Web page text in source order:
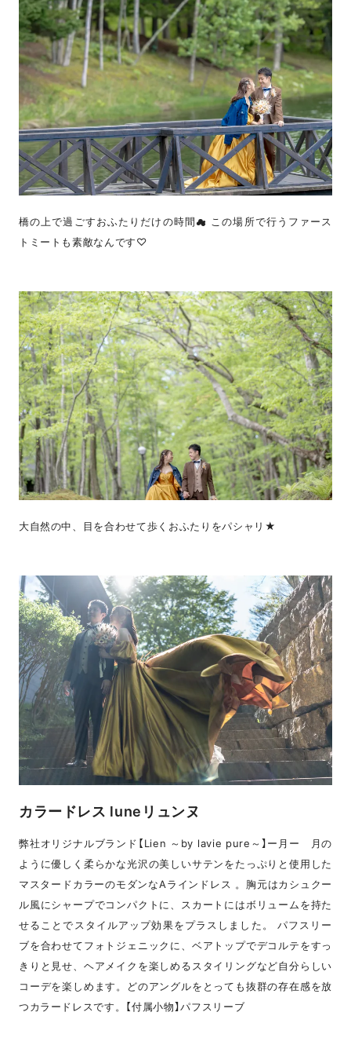
橋の上で過ごすおふたりだけの時間☁ この場所で行うファース
トミートも素敵なんです♡
大自然の中、目を合わせて歩くおふたりをパシャリ★
カラードレス luneリュンヌ
弊社オリジナルブランド【Lien ～by lavie pure～】ー月ー 月の
ように優しく柔らかな光沢の美しいサテンをたっぷりと使用した
マスタードカラーのモダンなAラインドレス 。胸元はカシュクー
ル風にシャープでコンパクトに、スカートにはボリュームを持た
せることでスタイルアップ効果をプラスしました。 パフスリー
ブを合わせてフォトジェニックに、ベアトップでデコルテをすっ
きりと見せ、ヘアメイクを楽しめるスタイリングなど自分らしい
コーデを楽しめます。どのアングルをとっても抜群の存在感を放
つカラードレスです。【付属小物】パフスリーブ